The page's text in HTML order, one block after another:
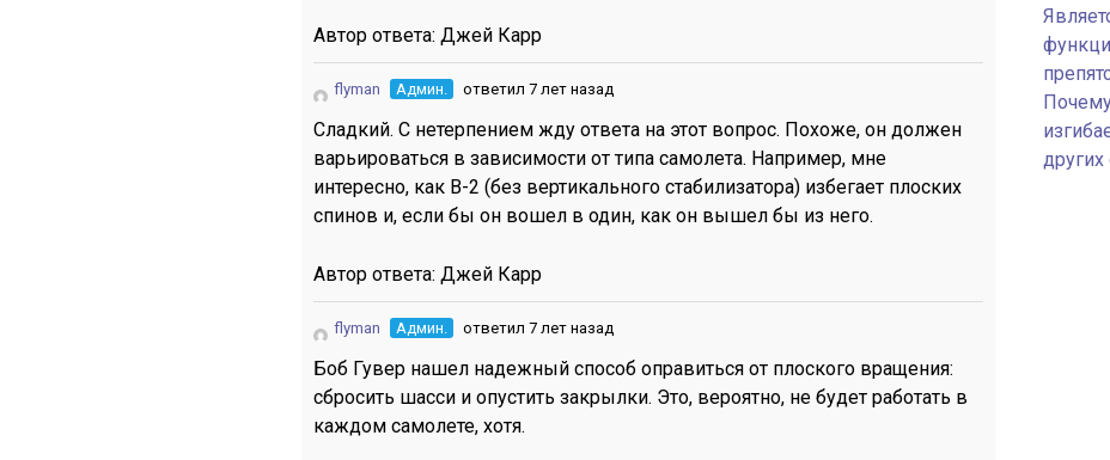
Автор ответа: Джей Карр
flyman Админ. ответил 7 лет назад
Сладкий. С нетерпением жду ответа на этот вопрос. Похоже, он должен
варьироваться в зависимости от типа самолета. Например, мне
интересно, как B-2 (без вертикального стабилизатора) избегает плоских
спинов и, если бы он вошел в один, как он вышел бы из него.
Автор ответа: Джей Карр
flyman Админ. ответил 7 лет назад
Боб Гувер нашел надежный способ оправиться от плоского вращения:
сбросить шасси и опустить закрылки. Это, вероятно, не будет работать в
каждом самолете, хотя.